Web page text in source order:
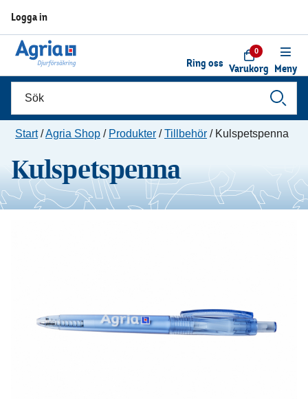
Logga in
Ring oss
0
Varukorg Meny
Start/Agria Shop / Produkter /Tillbehör / Kulspetspenna
Kulspetspenna